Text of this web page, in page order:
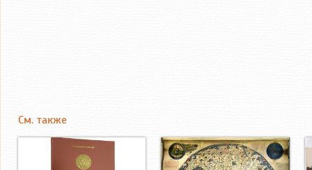
См. также